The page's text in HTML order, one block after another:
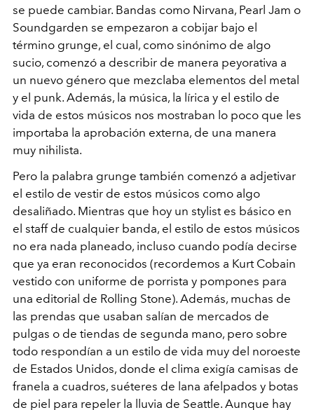
se puede cambiar. Bandas como Nirvana, Pearl Jam o
Soundgarden se empezaron a cobijar bajo el
término grunge, el cual, como sinónimo de algo
sucio, comenzó a describir de manera peyorativa a
un nuevo género que mezclaba elementos del metal
y el punk. Además, la música, la lírica y el estilo de
vida de estos músicos nos mostraban lo poco que les
importaba la aprobación externa, de una manera
muy nihilista.
Pero la palabra grunge también comenzó a adjetivar
el estilo de vestir de estos músicos como algo
desaliñado. Mientras que hoy un stylist es básico en
el staff de cualquier banda, el estilo de estos músicos
no era nada planeado, incluso cuando podía decirse
que ya eran reconocidos (recordemos a Kurt Cobain
vestido con uniforme de porrista y pompones para
una editorial de Rolling Stone). Además, muchas de
las prendas que usaban salían de mercados de
pulgas o de tiendas de segunda mano, pero sobre
todo respondían a un estilo de vida muy del noroeste
de Estados Unidos, donde el clima exigía camisas de
franela a cuadros, suéteres de lana afelpados y botas
de piel para repeler la lluvia de Seattle. Aunque hay